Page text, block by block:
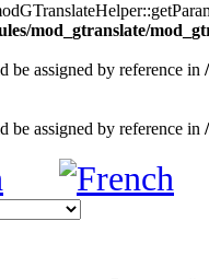
mod_gtranslate/
be assigned by reference in
be assigned by reference in